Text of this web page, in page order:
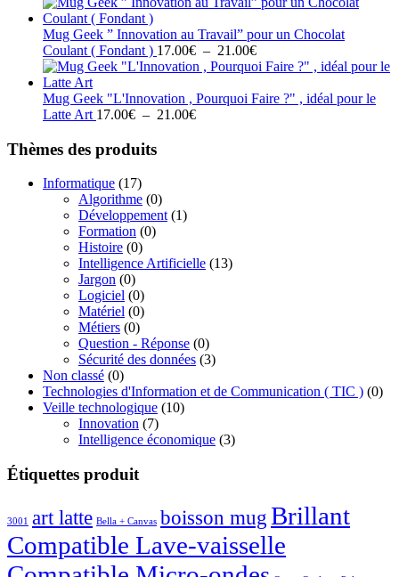
17.00€
à
21.00€
Mug Geek ” Innovation au Travail” pour un Chocolat
Coulant ( Fondant ) 17.00€ – 21.00€Plage
de
17.00€
Mug Geek "L'Innovation , Pourquoi Faire ?" , idéal pour le
Latte Art 17.00€ – 21.00€Plage
Thèmes des produits
Informatique (17)
Algorithme (0)
Développement (1)
Formation (0)
Histoire (0)
Intelligence Artificielle (13)
Jargon (0)
Logiciel (0)
Matériel (0)
Métiers (0)
Question - Réponse (0)
Sécurité des données (3)
Non classé (0)
Technologies d'Information et de Communication ( TIC ) (0)
Veille technologique (10)
Innovation (7)
Intelligence économique (3)
Étiquettes produit
3001 art latte Bella + Canvas boisson mugBrillant
Compatible Lave-vaisselle